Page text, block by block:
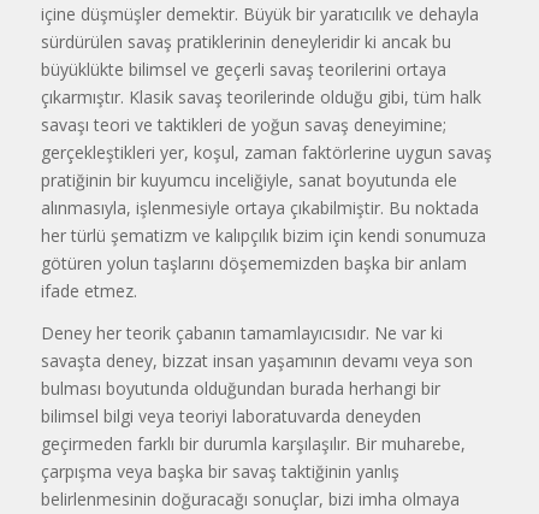
içine düşmüşler demektir. Büyük bir yaratıcılık ve dehayla
sürdürülen savaş pratiklerinin deneyleridir ki ancak bu
büyüklükte bilimsel ve geçerli savaş teorilerini ortaya
çıkarmıştır. Klasik savaş teorilerinde olduğu gibi, tüm halk
savaşı teori ve taktikleri de yoğun savaş deneyimine;
gerçekleştikleri yer, koşul, zaman faktörlerine uygun savaş
pratiğinin bir kuyumcu inceliğiyle, sanat boyutunda ele
alınmasıyla, işlenmesiyle ortaya çıkabilmiştir. Bu noktada
her türlü şematizm ve kalıpçılık bizim için kendi sonumuza
götüren yolun taşlarını döşememizden başka bir anlam
ifade etmez.
Deney her teorik çabanın tamamlayıcısıdır. Ne var ki
savaşta deney, bizzat insan yaşamının devamı veya son
bulması boyutunda olduğundan burada herhangi bir
bilimsel bilgi veya teoriyi laboratuvarda deneyden
geçirmeden farklı bir durumla karşılaşılır. Bir muharebe,
çarpışma veya başka bir savaş taktiğinin yanlış
belirlenmesinin doğuracağı sonuçlar, bizi imha olmaya